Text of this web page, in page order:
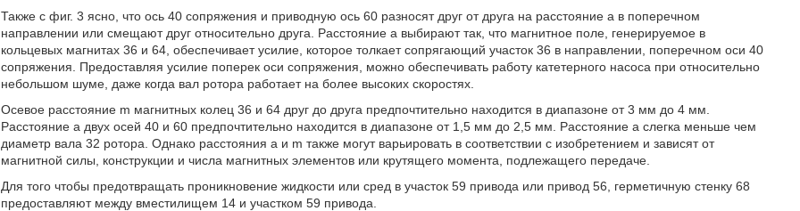
Также с фиг. 3 ясно, что ось 40 сопряжения и приводную ось 60 разносят друг от друга на расстояние a в поперечном
направлении или смещают друг относительно друга. Расстояние a выбирают так, что магнитное поле, генерируемое в
кольцевых магнитах 36 и 64, обеспечивает усилие, которое толкает сопрягающий участок 36 в направлении, поперечном оси 40
сопряжения. Предоставляя усилие поперек оси сопряжения, можно обеспечивать работу катетерного насоса при относительно
небольшом шуме, даже когда вал ротора работает на более высоких скоростях.
Осевое расстояние m магнитных колец 36 и 64 друг до друга предпочтительно находится в диапазоне от 3 мм до 4 мм.
Расстояние a двух осей 40 и 60 предпочтительно находится в диапазоне от 1,5 мм до 2,5 мм. Расстояние a слегка меньше чем
диаметр вала 32 ротора. Однако расстояния a и m также могут варьировать в соответствии с изобретением и зависят от
магнитной силы, конструкции и числа магнитных элементов или крутящего момента, подлежащего передаче.
Для того чтобы предотвращать проникновение жидкости или сред в участок 59 привода или привод 56, герметичную стенку 68
предоставляют между вместилищем 14 и участком 59 привода.